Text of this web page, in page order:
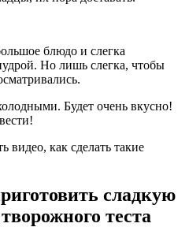
блюдо и слегка
Но лишь слегка, чтобы
Будет очень вкусно!
видео, как сделать такие
сладкую
теста